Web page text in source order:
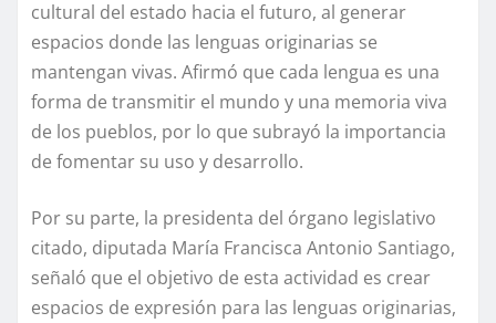
cultural del estado hacia el futuro, al generar
espacios donde las lenguas originarias se
mantengan vivas. Afirmó que cada lengua es una
forma de transmitir el mundo y una memoria viva
de los pueblos, por lo que subrayó la importancia
de fomentar su uso y desarrollo.
Por su parte, la presidenta del órgano legislativo
citado, diputada María Francisca Antonio Santiago,
señaló que el objetivo de esta actividad es crear
espacios de expresión para las lenguas originarias,